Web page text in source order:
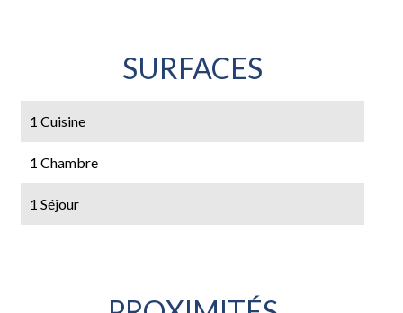
SURFACES
1 Cuisine
1 Chambre
1 Séjour